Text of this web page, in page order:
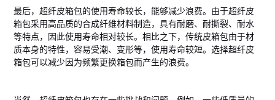
最后，超纤皮箱包的使用寿命较长，能够减少浪费。由于超纤皮
箱包采用高品质的合成纤维材料制造，具有耐磨、耐撕裂、耐水
等特点，因此使用寿命相对较长。相比之下，传统皮箱包由于材
质本身的特性，容易受潮、变形等，使用寿命较短。选择超纤皮
箱包可以减少因为频繁更换箱包而产生的浪费。